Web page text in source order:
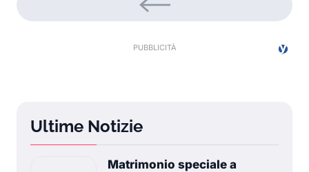
Ultime Notizie
Matrimonio speciale a